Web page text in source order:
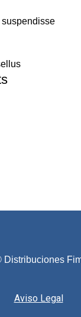
suspendisse
Distribuciones
Aviso Legal